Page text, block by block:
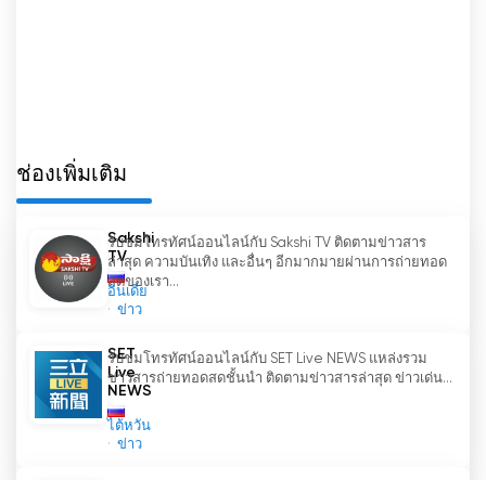
ข้อดีหลักอย่างหนึ่งของช่อง Solovyov Live TV คือ
ออนไลน์ผ่านช่องนี้ได้ทุกเวลาและทุกสถานที่ ด้วย
อินเทอร์เน็ต ผู้คนจึงมีโอกาสรับรู้ข่าวสารที่เกิดขึ้นใน
โลกได้แม้ในขณะเดินทางหรือพักผ่อน
ช่องโทรทัศน์ Solovyov Live โดดเด่นในเรื่องความ
เป็นอิสระและความเป็นกลาง วลาดิมีร์ โซโลวีฟและทีม
งานมุ่งมั่นที่จะให้ข้อมูลที่เป็นกลางที่สุดแก่ผู้ชม โดย
วิเคราะห์ทุกแง่มุมของประเด็นต่างๆ
ช่องเพิ่มเติม
Sakshi
TV
อินเดีย
ข่าว
รับชมโทรทัศน์ออนไลน์กับ Sakshi TV ติดตามข่าวสาร
ล่าสุด ความบันเทิง และอื่นๆ อีกมากมายผ่านการถ่ายทอด
สดของเรา...
SET
Live
NEWS
ไต้หวัน
ข่าว
รับชมโทรทัศน์ออนไลน์กับ SET Live NEWS แหล่งรวม
ข่าวสารถ่ายทอดสดชั้นนำ ติดตามข่าวสารล่าสุด ข่าวเด่น...